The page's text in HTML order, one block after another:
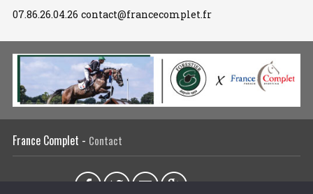
07.86.26.04.26 contact@francecomplet.fr
France Complet - Contact